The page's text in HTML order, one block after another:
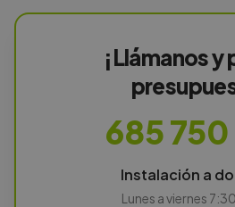
¡Llámanos y
685
Instalación a
Lunes a viernes